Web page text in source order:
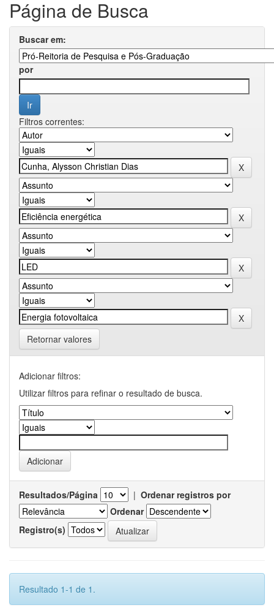
Página de Busca
Buscar em:
por
Filtros correntes:
Retornar valores
Adicionar filtros:
Utilizar filtros para refinar o resultado de busca.
Resultados/Página | Ordenar registros por
Ordenar
Registro(s)
Resultado 1-1 de 1.